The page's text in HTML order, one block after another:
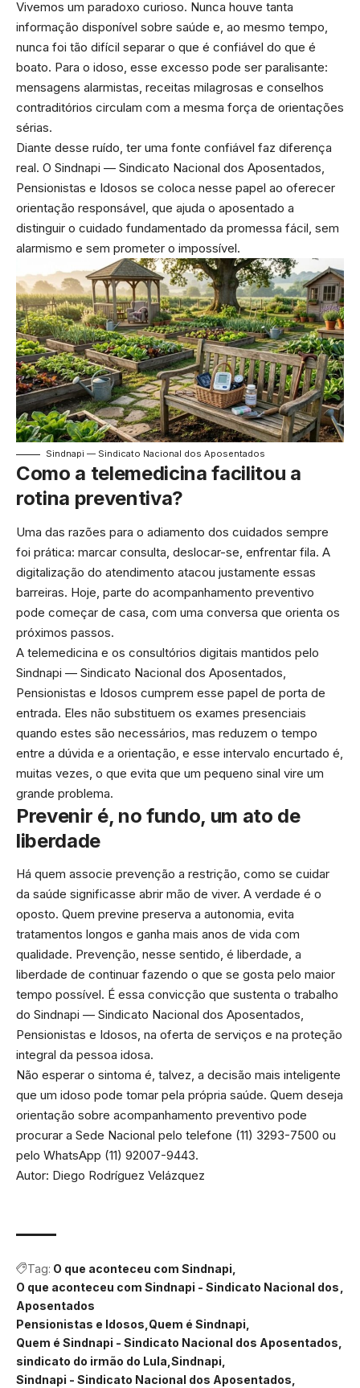
Vivemos um paradoxo curioso. Nunca houve tanta
informação disponível sobre saúde e, ao mesmo tempo,
nunca foi tão difícil separar o que é confiável do que é
boato. Para o idoso, esse excesso pode ser paralisante:
mensagens alarmistas, receitas milagrosas e conselhos
contraditórios circulam com a mesma força de orientações
sérias.
Diante desse ruído, ter uma fonte confiável faz diferença
real. O Sindnapi — Sindicato Nacional dos Aposentados,
Pensionistas e Idosos se coloca nesse papel ao oferecer
orientação responsável, que ajuda o aposentado a
distinguir o cuidado fundamentado da promessa fácil, sem
alarmismo e sem prometer o impossível.
Sindnapi — Sindicato Nacional dos Aposentados
Como a telemedicina facilitou a
rotina preventiva?
Uma das razões para o adiamento dos cuidados sempre
foi prática: marcar consulta, deslocar-se, enfrentar fila. A
digitalização do atendimento atacou justamente essas
barreiras. Hoje, parte do acompanhamento preventivo
pode começar de casa, com uma conversa que orienta os
próximos passos.
A telemedicina e os consultórios digitais mantidos pelo
Sindnapi — Sindicato Nacional dos Aposentados,
Pensionistas e Idosos cumprem esse papel de porta de
entrada. Eles não substituem os exames presenciais
quando estes são necessários, mas reduzem o tempo
entre a dúvida e a orientação, e esse intervalo encurtado é,
muitas vezes, o que evita que um pequeno sinal vire um
grande problema.
Prevenir é, no fundo, um ato de
liberdade
Há quem associe prevenção a restrição, como se cuidar
da saúde significasse abrir mão de viver. A verdade é o
oposto. Quem previne preserva a autonomia, evita
tratamentos longos e ganha mais anos de vida com
qualidade. Prevenção, nesse sentido, é liberdade, a
liberdade de continuar fazendo o que se gosta pelo maior
tempo possível. É essa convicção que sustenta o trabalho
do Sindnapi — Sindicato Nacional dos Aposentados,
Pensionistas e Idosos, na oferta de serviços e na proteção
integral da pessoa idosa.
Não esperar o sintoma é, talvez, a decisão mais inteligente
que um idoso pode tomar pela própria saúde. Quem deseja
orientação sobre acompanhamento preventivo pode
procurar a Sede Nacional pelo telefone (11) 3293-7500 ou
pelo WhatsApp (11) 92007-9443.
Autor: Diego Rodríguez Velázquez
Tag: O que aconteceu com Sindnapi
O que aconteceu com Sindnapi - Sindicato Nacional dos
Aposentados
Pensionistas e Idosos Quem é Sindnapi
Quem é Sindnapi - Sindicato Nacional dos Aposentados
sindicato do irmão do Lula Sindnapi
Sindnapi - Sindicato Nacional dos Aposentados